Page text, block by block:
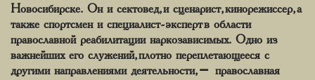
Новосибирске. Он и сектовед, и сценарист, кинорежиссер, а
также спортсмен и специалист-эксперт в области
православной реабилитации наркозависимых. Одно из
важнейших его служений, плотно переплетающееся с
другими направлениями деятельности, – православная